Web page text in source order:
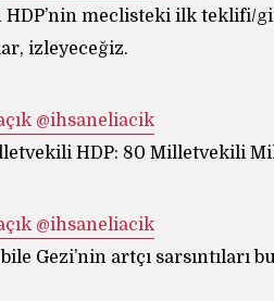
HDP’nin meclisteki ilk teklifi/
izleyeceğiz.
R. İhsan Eliaçık ‏@ihsaneliacik
HDP: 80 Milletvekili
R. İhsan Eliaçık ‏@ihsaneliacik
Gezi’nin artçı sarsıntıları